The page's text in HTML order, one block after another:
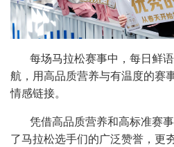
每场马拉松赛事中，每日鲜
航，用高品质营养与有温度的赛
情感链接。
凭借高品质营养和高标准赛
了马拉松选手们的广泛赞誉，更